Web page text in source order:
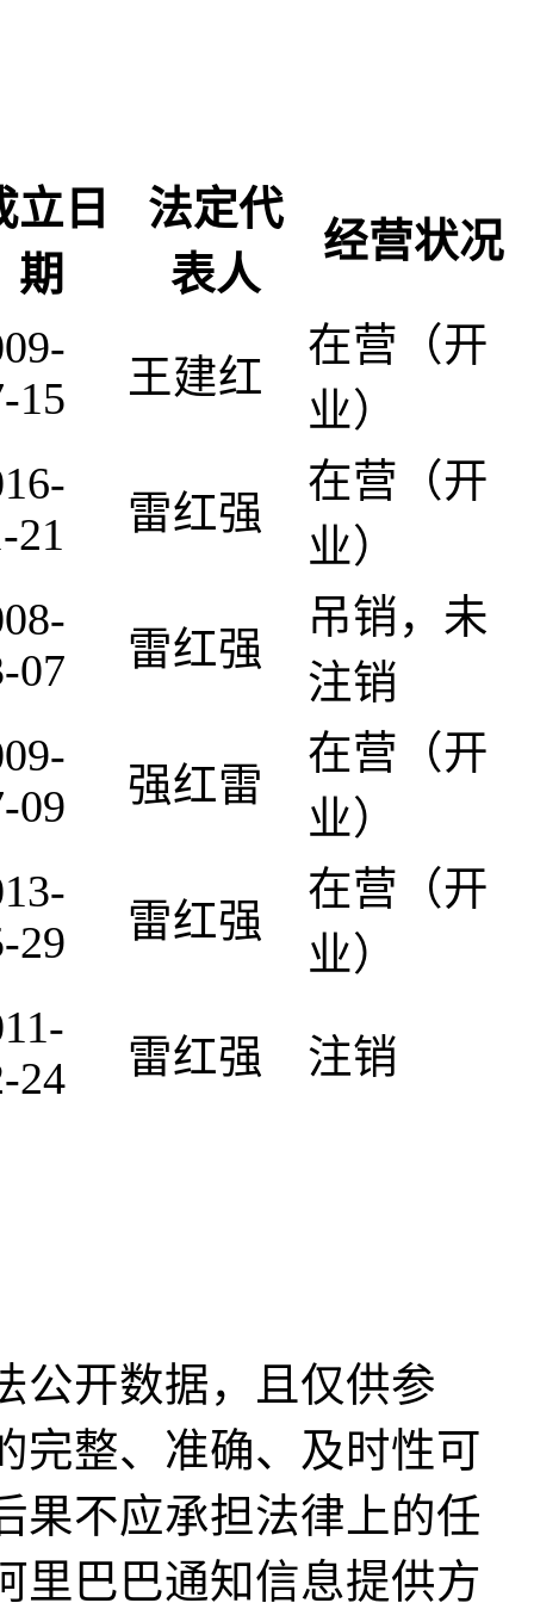
立日
期
法定代
表人
经营状况
15
王建红
在营（开
业）
21
雷红强
在营（开
业）
07
雷红强
吊销，未
注销
09
强红雷
在营（开
业）
29
雷红强
在营（开
业）
24
雷红强 注销
公开数据，且仅供参
完整、准确、及时性可
果不应承担法律上的任
里巴巴通知信息提供方